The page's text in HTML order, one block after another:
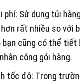
phí: Sử dụng túi
rất nhiều so với
bạn cũng có thể tiết
công gói hàng.
tốc độ: Trong